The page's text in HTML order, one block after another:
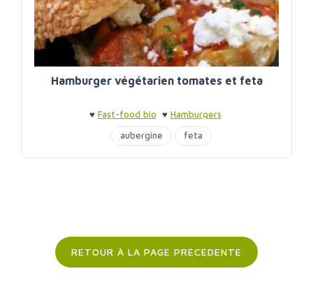
Hamburger végétarien tomates et feta
♥ Fast-food bio ♥ Hamburgers
aubergine
feta
RETOUR À LA PAGE PRÉCÉDENTE